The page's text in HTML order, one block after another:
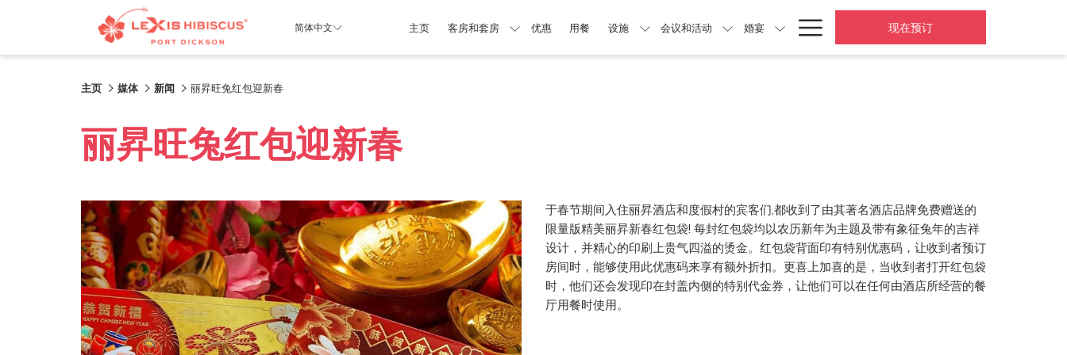
简体中文 主页 客房和套房 优惠 用餐 设施 会议和活动 婚宴 Hamburger
Menu
现在预订
主页 媒体 新闻 丽昇旺兔红包迎新春
丽昇旺兔红包迎新春
于春节期间入住丽昇酒店和度假村的宾客们,都收到了由其著名酒店品牌免费赠送的
限量版精美丽昇新春红包袋! 每封红包袋均以农历新年为主题及带有象征兔年的吉祥
设计，并精心的印刷上贵气四溢的烫金。红包袋背面印有特别优惠码，让收到者预订
房间时，能够使用此优惠码来享有额外折扣。更喜上加喜的是，当收到者打开红包袋
时，他们还会发现印在封盖内侧的特别代金券，让他们可以在任何由酒店所经营的餐
厅用餐时使用。